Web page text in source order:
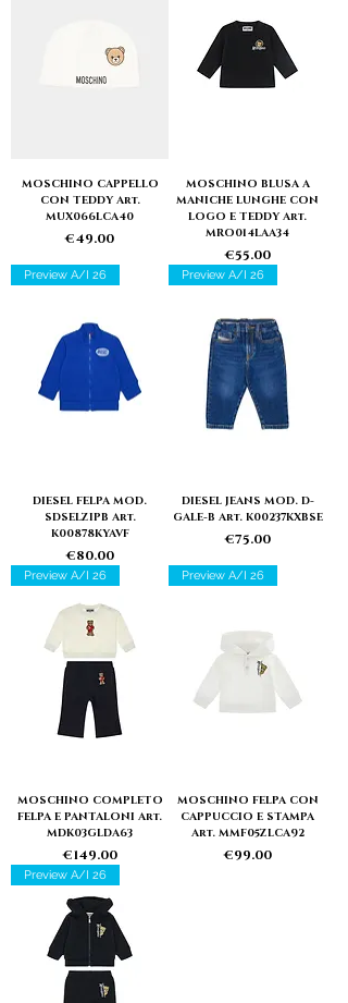
MOSCHINO CAPPELLO
CON TEDDY Art.
MUX066LCA40
Price
€49.00
MOSCHINO BLUSA A
MANICHE LUNGHE CON
LOGO E TEDDY Art.
MRO014LAA34
Price
€55.00
Preview A/I 26
DIESEL FELPA MOD.
SDSELZIPB Art.
K00878KYAVF
Price
€80.00
Preview A/I 26
DIESEL JEANS MOD. D-
GALE-B Art. K00237KXBSE
Price
€75.00
Preview A/I 26
MOSCHINO COMPLETO
FELPA E PANTALONI Art.
MDK03GLDA63
Price
€149.00
Preview A/I 26
MOSCHINO FELPA CON
CAPPUCCIO E STAMPA
Art. MMF05ZLCA92
Price
€99.00
Preview A/I 26